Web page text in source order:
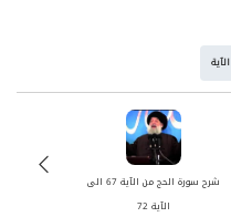
الآية
شرح سورة الحج من الآية 67 الى
الآية 72